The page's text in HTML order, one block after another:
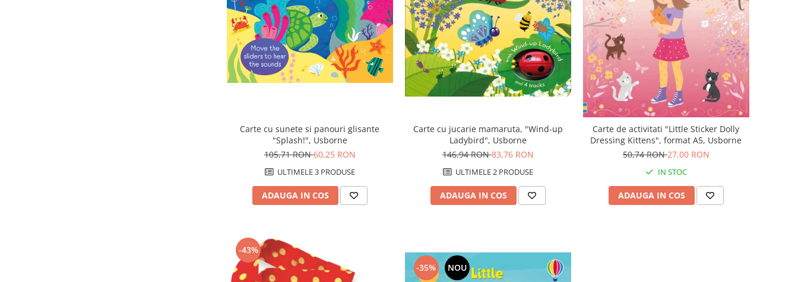
Carte cu sunete si panouri glisante
"Splash!", Usborne
105,71 RON60,25 RON
ULTIMELE 3 PRODUSE
ADAUGA IN COS
Carte cu jucarie mamaruta, "Wind-up
Ladybird", Usborne
146,94 RON83,76 RON
ULTIMELE 2 PRODUSE
ADAUGA IN COS
Carte de activitati "Little Sticker Dolly
Dressing Kittens", format A5, Usborne
50,74 RON27,00 RON
IN STOC
ADAUGA IN COS
-43%
-35% NOU